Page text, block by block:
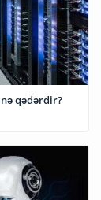
qədərdir?